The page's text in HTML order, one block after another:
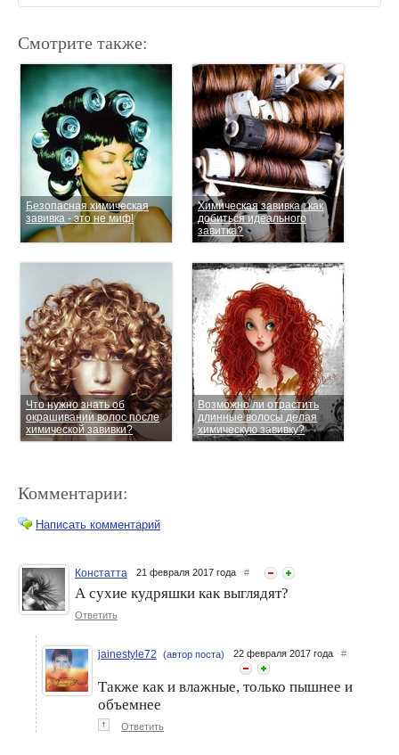
Смотрите также:
Безопасная химическая
завивка - это не миф!
Химическая завивка : как
добиться идеального
завитка?
Что нужно знать об
окрашивании волос после
химической завивки?
Возможно ли отрастить
длинные волосы делая
химическую завивку?
Green Pharma и Evinal:
уход за волосами после
карвинга
Химическая завивка
Комментарии:
Написать комментарий
Констатта 21 февраля 2017 года #
А сухие кудряшки как выглядят?
Ответить
jainestyle72 (автор поста) 22 февраля 2017 года #
Также как и влажные, только пышнее и
объемнее
↑ Ответить